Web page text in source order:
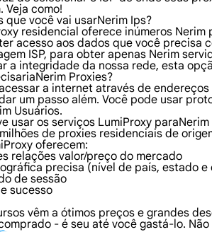
Veja como!
que você vai usarNerim Ips?
residencial oferece inúmeros
acesso aos dados que você
ISP, para obter apenas Nerim
a integridade da nossa rede, esta
Proxies?
a internet através de
um passo além. Você pode usar
Usuários.
usar os serviços LumiProxy paraNerim
de proxies residenciais de
oferecem:
relações valor/preço do mercado
precisa (nível de país, estado e
de sessão
sucesso
vêm a ótimos preços e grandes
- é seu até você gastá-lo.